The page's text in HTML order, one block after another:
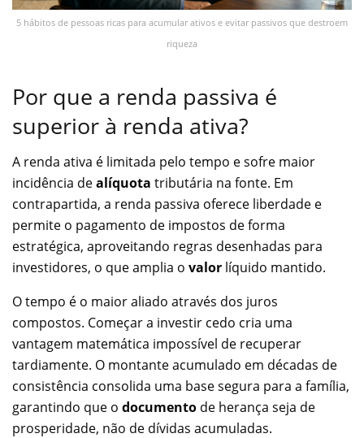
5 hábitos de pessoas ricas para acumular ativos e evitar passivos que destroem
riqueza
Por que a renda passiva é
superior à renda ativa?
A renda ativa é limitada pelo tempo e sofre maior
incidência dealíquota tributária na fonte. Em
contrapartida, a renda passiva oferece liberdade e
permite o pagamento de impostos de forma
estratégica, aproveitando regras desenhadas para
investidores, o que amplia o valor líquido mantido.
O tempo é o maior aliado através dos juros
compostos. Começar a investir cedo cria uma
vantagem matemática impossível de recuperar
tardiamente. O montante acumulado em décadas de
consistência consolida uma base segura para a família,
garantindo que o documento de herança seja de
prosperidade, não de dívidas acumuladas.